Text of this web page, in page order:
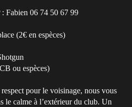
Fabien 06 74 50 67 99
(2€ en espèces)
ou espèces)
pour le voisinage, nous vous
le calme à l’extérieur du club. Un